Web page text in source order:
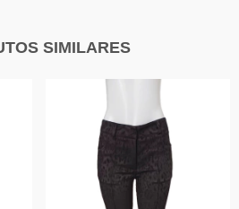
SIMILARES